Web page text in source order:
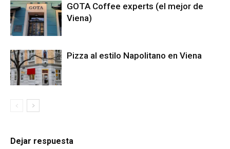
GOTA Coffee experts (el mejor de
Viena)
Pizza al estilo Napolitano en Viena
Dejar respuesta